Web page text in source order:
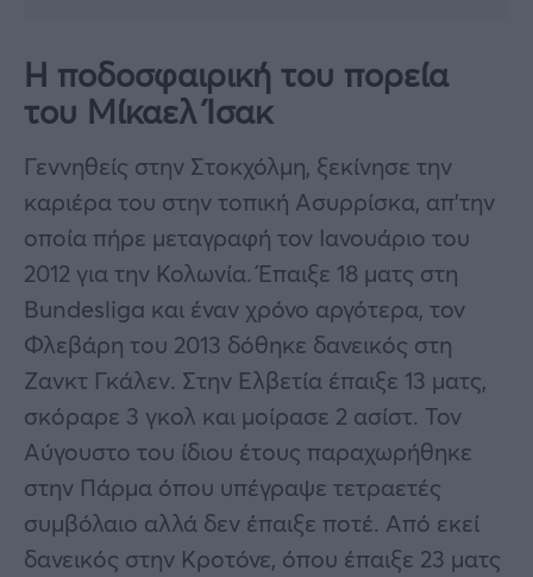
Η ποδοσφαιρική του πορεία
του Μίκαελ Ίσακ
Γεννηθείς στην Στοκχόλμη, ξεκίνησε την
καριέρα του στην τοπική Ασυρρίσκα, απ’την
οποία πήρε μεταγραφή τον Ιανουάριο του
2012 για την Κολωνία. Έπαιξε 18 ματς στη
Bundesliga και έναν χρόνο αργότερα, τον
Φλεβάρη του 2013 δόθηκε δανεικός στη
Ζανκτ Γκάλεν. Στην Ελβετία έπαιξε 13 ματς,
σκόραρε 3 γκολ και μοίρασε 2 ασίστ. Τον
Αύγουστο του ίδιου έτους παραχωρήθηκε
στην Πάρμα όπου υπέγραψε τετραετές
συμβόλαιο αλλά δεν έπαιξε ποτέ. Από εκεί
δανεικός στην Κροτόνε, όπου έπαιξε 23 ματς